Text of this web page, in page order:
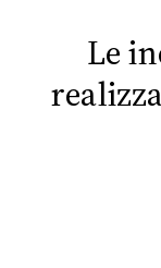
RADIO
WEB
Le